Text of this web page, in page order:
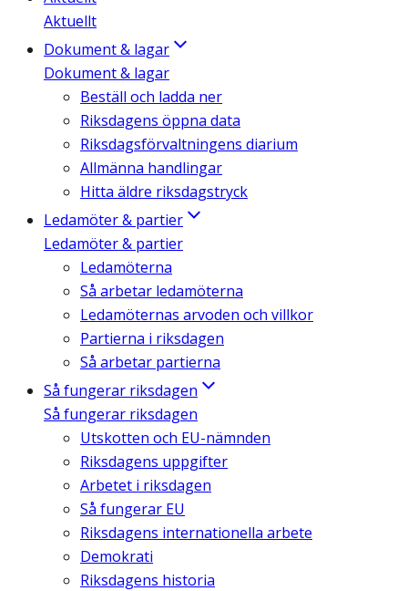
Aktuellt
Dokument & lagar
Dokument & lagar
Beställ och ladda ner
Riksdagens öppna data
Riksdagsförvaltningens diarium
Allmänna handlingar
Hitta äldre riksdagstryck
Ledamöter & partier
Ledamöter & partier
Ledamöterna
Så arbetar ledamöterna
Ledamöternas arvoden och villkor
Partierna i riksdagen
Så arbetar partierna
Så fungerar riksdagen
Så fungerar riksdagen
Utskotten och EU-nämnden
Riksdagens uppgifter
Arbetet i riksdagen
Så fungerar EU
Riksdagens internationella arbete
Demokrati
Riksdagens historia